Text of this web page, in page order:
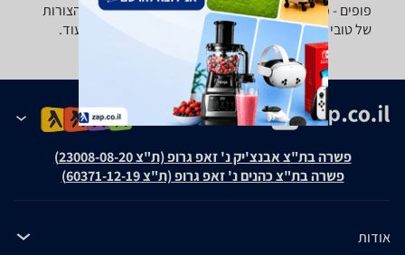
פופים - ‏פוף מתנפח מבחר ענק של פופים בכל הגדלים והצורות
של טובי היצרנים: camptown ,Intex, GreenBanana ועוד.
פשרה בת"צ אבנצ'יק נ' זאפ גרופ (ת"צ 23008-08-20)
פשרה בת"צ כהנים נ' זאפ גרופ (ת"צ 60371-12-19)
אודות